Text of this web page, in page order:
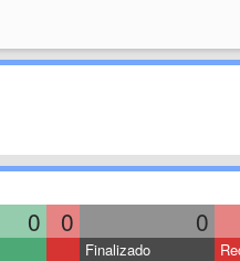
0 0 0
Finalizado